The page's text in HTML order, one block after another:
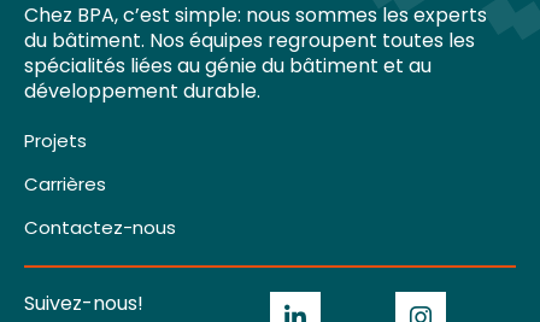
Chez BPA, c’est simple: nous sommes les experts
du bâtiment. Nos équipes regroupent toutes les
spécialités liées au génie du bâtiment et au
développement durable.
Projets
Carrières
Contactez-nous
Suivez-nous!